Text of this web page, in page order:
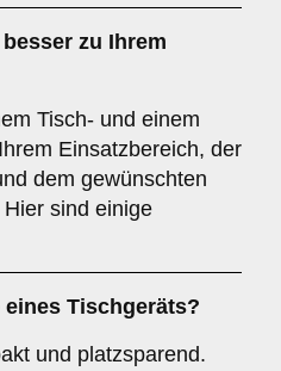
zu Ihrem
Tisch- und einem
Einsatzbereich, der
dem gewünschten
sind einige
eines Tischgeräts?
und platzsparend.